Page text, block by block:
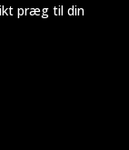
præg til din